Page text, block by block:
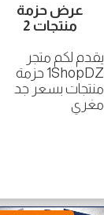
عرض حزمة
منتجات 2
يقدم لكم متجر
1ShopDZ حزمة
منتجات بسعر جد
مغري